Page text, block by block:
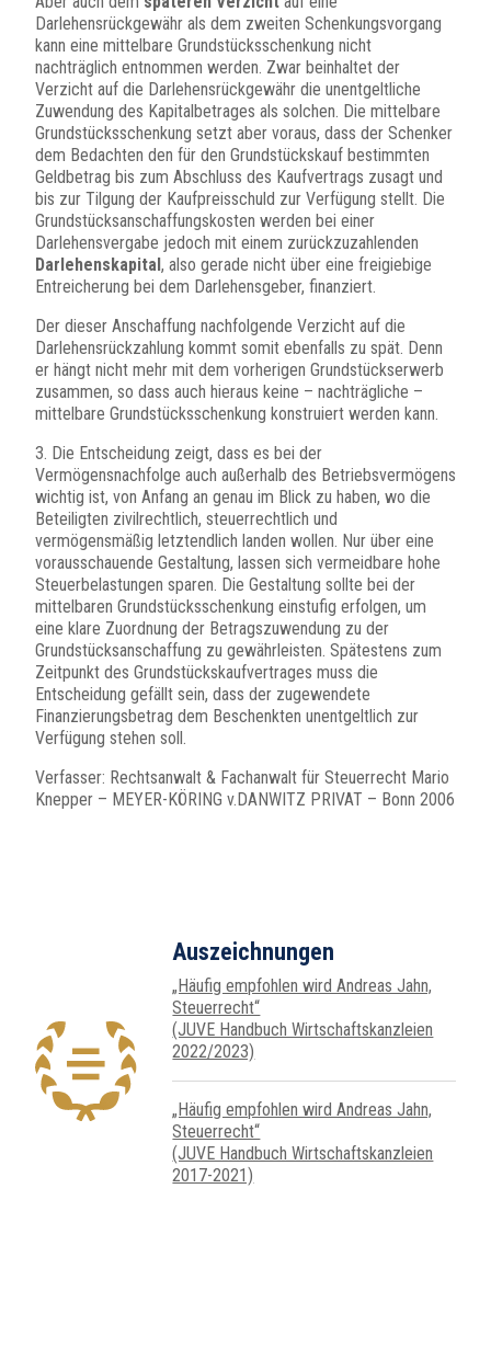
Darlehensrückgewähr als dem zweiten Schenkungsvorgang
kann eine mittelbare Grundstücksschenkung nicht
nachträglich entnommen werden. Zwar beinhaltet der
Verzicht auf die Darlehensrückgewähr die unentgeltliche
Zuwendung des Kapitalbetrages als solchen. Die mittelbare
Grundstücksschenkung setzt aber voraus, dass der Schenker
dem Bedachten den für den Grundstückskauf bestimmten
Geldbetrag bis zum Abschluss des Kaufvertrags zusagt und
bis zur Tilgung der Kaufpreisschuld zur Verfügung stellt. Die
Grundstücksanschaffungskosten werden bei einer
Darlehensvergabe jedoch mit einem zurückzuzahlenden
Darlehenskapital, also gerade nicht über eine freigiebige
Entreicherung bei dem Darlehensgeber, finanziert.
Der dieser Anschaffung nachfolgende Verzicht auf die
Darlehensrückzahlung kommt somit ebenfalls zu spät. Denn
er hängt nicht mehr mit dem vorherigen Grundstückserwerb
zusammen, so dass auch hieraus keine – nachträgliche –
mittelbare Grundstücksschenkung konstruiert werden kann.
3. Die Entscheidung zeigt, dass es bei der
Vermögensnachfolge auch außerhalb des Betriebsvermögens
wichtig ist, von Anfang an genau im Blick zu haben, wo die
Beteiligten zivilrechtlich, steuerrechtlich und
vermögensmäßig letztendlich landen wollen. Nur über eine
vorausschauende Gestaltung, lassen sich vermeidbare hohe
Steuerbelastungen sparen. Die Gestaltung sollte bei der
mittelbaren Grundstücksschenkung einstufig erfolgen, um
eine klare Zuordnung der Betragszuwendung zu der
Grundstücksanschaffung zu gewährleisten. Spätestens zum
Zeitpunkt des Grundstückskaufvertrages muss die
Entscheidung gefällt sein, dass der zugewendete
Finanzierungsbetrag dem Beschenkten unentgeltlich zur
Verfügung stehen soll.
Verfasser: Rechtsanwalt & Fachanwalt für Steuerrecht Mario
Knepper – MEYER-KÖRING v.DANWITZ PRIVAT – Bonn 2006
Auszeichnungen
„Häufig empfohlen wird Andreas Jahn,
Steuer­recht“
(JUVE Handbuch Wirtschafts­kanz­leien
2022/2023)
„Häufig empfohlen wird Andreas Jahn,
Steuer­recht“
(JUVE Handbuch Wirtschafts­kanz­leien
2017-2021)